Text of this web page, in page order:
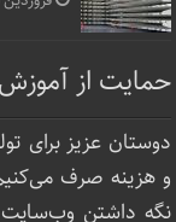
حمایت از
دوستان عزیز برای
و هزینه صرف
نگه داشتن